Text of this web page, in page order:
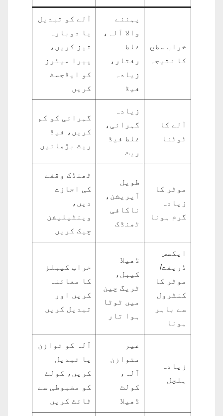
خراب سطح
کا نتیجہ
پہننے
والا آلہ،
غلط
رفتار،
زیادہ
فیڈ
آلے کو تبدیل
یا دوبارہ
تیز کریں،
پیرا میٹرز
کو ایڈجسٹ
کریں
آلے کا
ٹوٹنا
زیادہ
گہرائی،
غلط فیڈ
ریٹ
گہرائی کو کم
کریں، فیڈ
ریٹ بڑھائیں
موٹر کا
زیادہ
گرم ہونا
طویل
آپریشن،
ناکافی
ٹھنڈک
ٹھنڈک وقفے
کی اجازت
دیں،
وینٹیلیشن
چیک کریں
ایکسس
ڈریفت/
موٹر کا
کنٹرول
سے باہر
ہونا
ڈھیلا
کیبل،
ٹریگ چین
میں ٹوٹا
ہوا تار
خراب کیبلز
کا معائنہ
کریں اور
تبدیل کریں
زیادہ
ہلچل
غیر
متوازن
آلہ،
کولٹ
ڈھیلا
آلہ کو توازن
یا تبدیل
کریں، کولٹ
کو مضبوطی سے
ٹائٹ کریں